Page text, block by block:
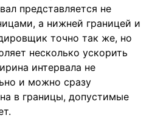
представляется не
а нижней границей и
точно так же, но
несколько ускорить
интервала не
и можно сразу
в границы, допустимые